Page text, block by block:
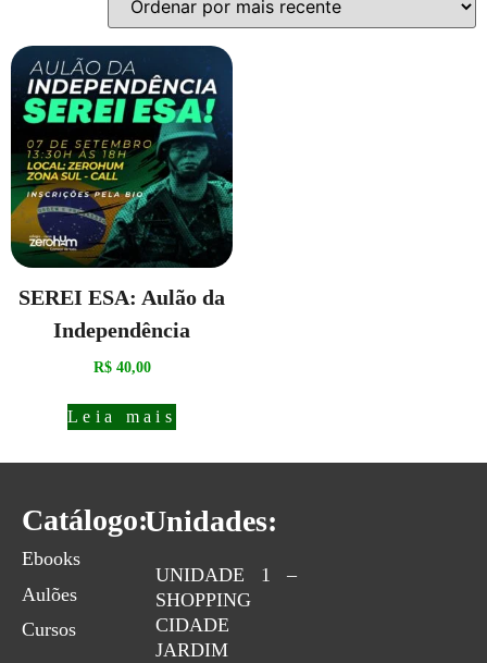
SEREI ESA: Aulão da
Independência
R$40,00
Leia mais
Catálogo:
Ebooks
Aulões
Cursos
Unidades:
UNIDADE 1 –
SHOPPING
CIDADE
JARDIM